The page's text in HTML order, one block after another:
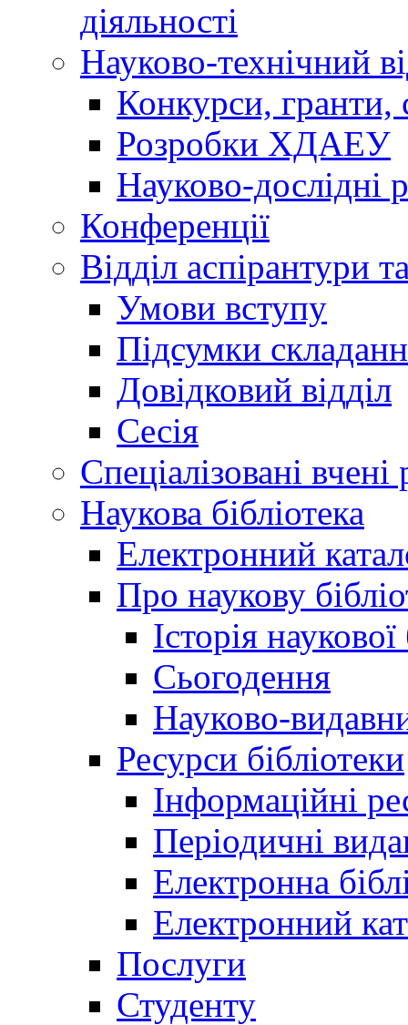
діяльності
Науково-технічний
Конкурси, гранти,
Розробки ХДАЕУ
Науково-дослідні
Конференції
Відділ аспірантури
Умови вступу
Підсумки
Довідковий відділ
Сесія
Спеціалізовані вчені
Наукова бібліотека
Електронний
Про наукову
Історія
Сьогодення
Науково-
Ресурси бібліотеки
Інформаційні
Періодичні
Електронна
Електронний
Послуги
Студенту